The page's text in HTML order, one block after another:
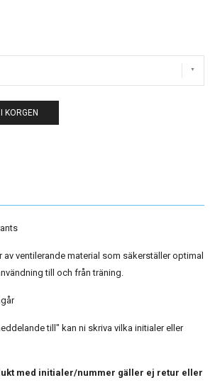
KORGEN
ventilerande material som säkerställer optimal
till och från träning.
till" kan ni skriva vilka initialer eller
med initialer/nummer gäller ej retur eller